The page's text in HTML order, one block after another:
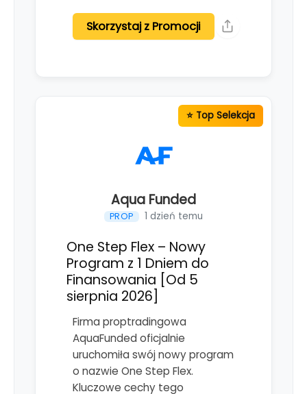
Skorzystaj z Promocji
Aqua Funded
PROP 1 dzień temu
One Step Flex – Nowy
Program z 1 Dniem do
Finansowania [Od 5
sierpnia 2026]
Firma proptradingowa
AquaFunded oficjalnie
uruchomiła swój nowy program
o nazwie One Step Flex.
Kluczowe cechy tego